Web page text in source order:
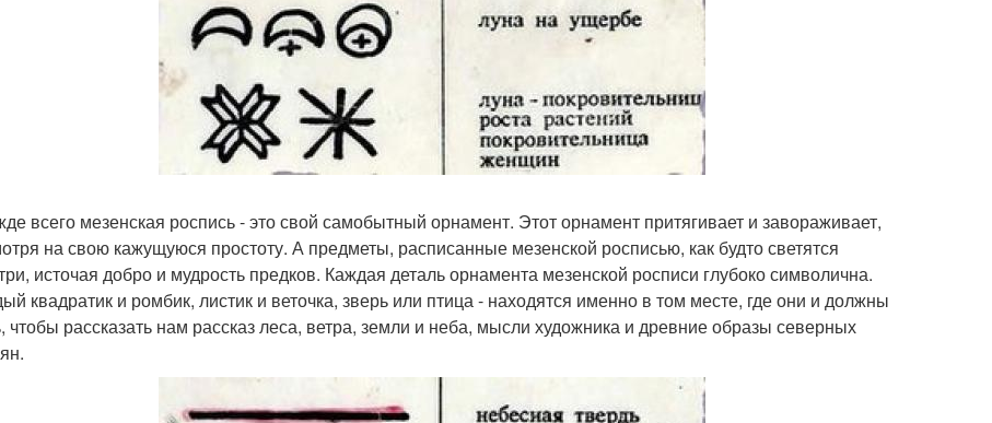
всего мезенская роспись - это свой самобытный орнамент. Этот орнамент притягивает и завораживает,
на свою кажущуюся простоту. А предметы, расписанные мезенской росписью, как будто светятся
источая добро и мудрость предков. Каждая деталь орнамента мезенской росписи глубоко символична.
квадратик и ромбик, листик и веточка, зверь или птица - находятся именно в том месте, где они и должны
чтобы рассказать нам рассказ леса, ветра, земли и неба, мысли художника и древние образы северных